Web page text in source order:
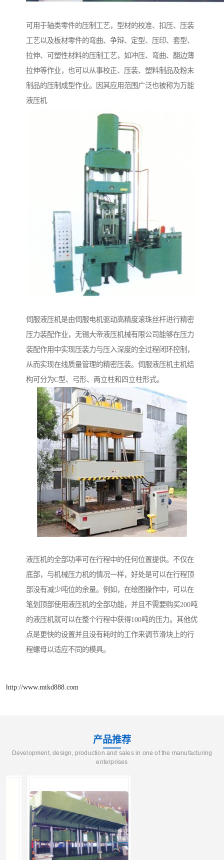
可用于轴类零件的压制工艺，型材的校准、扣压、压装
工艺以及板材零件的弯曲、争辩、定型、压印、套型、
拉伸、可塑性材料的压制工艺，如冲压、弯曲、翻边薄
拉伸等作业，也可以从事校正、压装、塑料制品及粉末
制品的压制成型作业。因其应用范围广泛也被称为万能
液压机.
伺服液压机是由伺服电机驱动高精度滚珠丝杆进行精密
压力装配作业，无锡大帝液压机械有限公司能够在压力
装配作用中实现压装力与压入深度的全过程闭环控制，
从而实现在线质量管理的精密压装。伺服液压机主机结
构可分为C型、弓形、两立柱和四立柱形式。
液压机的全部功率可在行程中的任何位置提供。不仅在
底部，与机械压力机的情况一样，好处是可以在行程顶
部没有减少吨位的余量。例如，在绘图操作中，可以在
笔划顶部使用液压机的全部功能，并且不需要购买200吨
的液压机就可以在整个行程中获得100吨的压力。其他优
点是更快的设置并且没有耗时的工作来调节滑块上的行
程螺母以适应不同的模具。
http://www.mtkd888.com
产品推荐
Development, design, production and sales in one of the manufacturing
enterprises